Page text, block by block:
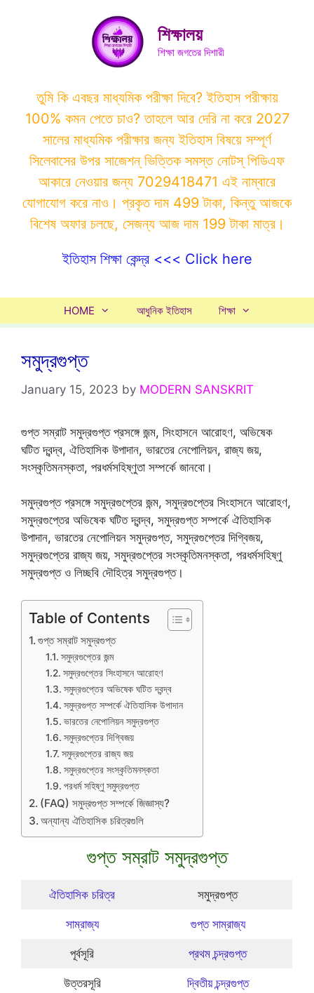
শিক্ষালয়
শিক্ষা জগতের দিশারী
তুমি কি এবছর মাধ্যমিক পরীক্ষা দিবে? ইতিহাস পরীক্ষায়
100% কমন পেতে চাও? তাহলে আর দেরি না করে 2027
সালের মাধ্যমিক পরীক্ষার জন্য ইতিহাস বিষয়ে সম্পূর্ণ
সিলেবাসের উপর সাজেশন্ ভিত্তিক সমস্ত নোটস্ পিডিএফ
আকারে নেওয়ার জন্য 7029418471 এই নাম্বারে
যোগাযোগ করে নাও। প্রকৃত দাম 499 টাকা, কিন্তু আজকে
বিশেষ অফার চলছে, সেজন্য আজ দাম 199 টাকা মাত্র।
ইতিহাস শিক্ষা কেন্দ্র <<< Click here
HOME আধুনিক ইতিহাস শিক্ষা
সমুদ্রগুপ্ত
January 15, 2023 by MODERN SANSKRIT
গুপ্ত সম্রাট সমুদ্রগুপ্ত প্রসঙ্গে জন্ম, সিংহাসনে আরোহণ, অভিষেক
ঘটিত দ্বন্দ্ব, ঐতিহাসিক উপাদান, ভারতের নেপোলিয়ন, রাজ্য জয়,
সংস্কৃতিমনস্কতা, পরধর্মসহিষ্ণুতা সম্পর্কে জানবো।
সমুদ্রগুপ্ত প্রসঙ্গে সমুদ্রগুপ্তের জন্ম, সমুদ্রগুপ্তের সিংহাসনে আরোহণ,
সমুদ্রগুপ্তের অভিষেক ঘটিত দ্বন্দ্ব, সমুদ্রগুপ্ত সম্পর্কে ঐতিহাসিক
উপাদান, ভারতের নেপোলিয়ন সমুদ্রগুপ্ত, সমুদ্রগুপ্তের দিগ্বিজয়,
সমুদ্রগুপ্তের রাজ্য জয়, সমুদ্রগুপ্তের সংস্কৃতিমনস্কতা, পরধর্মসহিষ্ণু
সমুদ্রগুপ্ত ও লিচ্ছবি দৌহিত্র সমুদ্রগুপ্ত।
Table of Contents
গুপ্ত সম্রাট সমুদ্রগুপ্ত
সমুদ্রগুপ্তের জন্ম
সমুদ্রগুপ্তের সিংহাসনে আরোহণ
সমুদ্রগুপ্তের অভিষেক ঘটিত দ্বন্দ্ব
সমুদ্রগুপ্ত সম্পর্কে ঐতিহাসিক উপাদান
ভারতের নেপোলিয়ন সমুদ্রগুপ্ত
সমুদ্রগুপ্তের দিগ্বিজয়
সমুদ্রগুপ্তের রাজ্য জয়
সমুদ্রগুপ্তের সংস্কৃতিমনস্কতা
পরধর্ম সহিষ্ণু সমুদ্রগুপ্ত
(FAQ) সমুদ্রগুপ্ত সম্পর্কে জিজ্ঞাস্য?
অন্যান্য ঐতিহাসিক চরিত্রগুলি
গুপ্ত সম্রাট সমুদ্রগুপ্ত
ঐতিহাসিক চরিত্র সমুদ্রগুপ্ত
সাম্রাজ্য গুপ্ত সাম্রাজ্য
পূর্বসূরি প্রথম চন্দ্রগুপ্ত
উত্তরসূরি দ্বিতীয় চন্দ্রগুপ্ত